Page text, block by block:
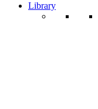
Library